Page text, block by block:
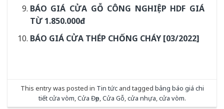
BÁO GIÁ CỬA GỖ CÔNG NGHIỆP HDF GIÁ
TỪ 1.850.000đ
BÁO GIÁ CỬA THÉP CHỐNG CHÁY [03/2022]
This entry was posted in Tin tứcand tagged bảng báo giá chi
tiết cửa vòm,Cửa Đẹp,Cửa Gỗ,cửa nhựa,cửa vòm.